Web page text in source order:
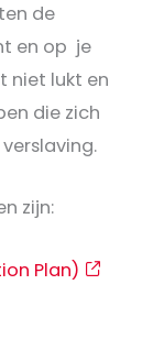
de
en op je
niet lukt en
die zich
zijn:
Plan)